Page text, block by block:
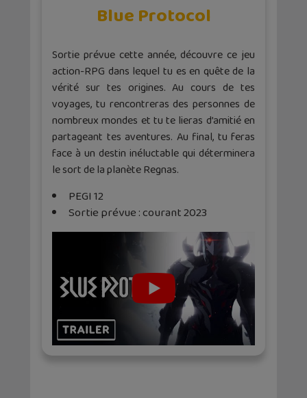
Blue Protocol
Sortie prévue cette année, découvre ce jeu
action-RPG dans lequel tu es en quête de la
vérité sur tes origines. Au cours de tes
voyages, tu rencontreras des personnes de
nombreux mondes et tu te lieras d’amitié en
partageant tes aventures. Au final, tu feras
face à un destin inéluctable qui déterminera
le sort de la planète Regnas.
PEGI 12
Sortie prévue : courant 2023